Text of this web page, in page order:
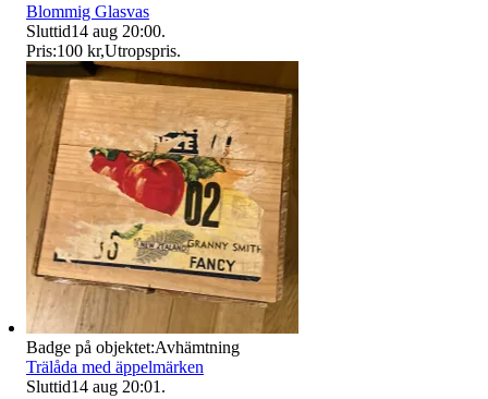
Blommig Glasvas
Sluttid14 aug 20:00.
Pris:100 kr,Utropspris.
Badge på objektet:Avhämtning
Trälåda med äppelmärken
Sluttid14 aug 20:01 .